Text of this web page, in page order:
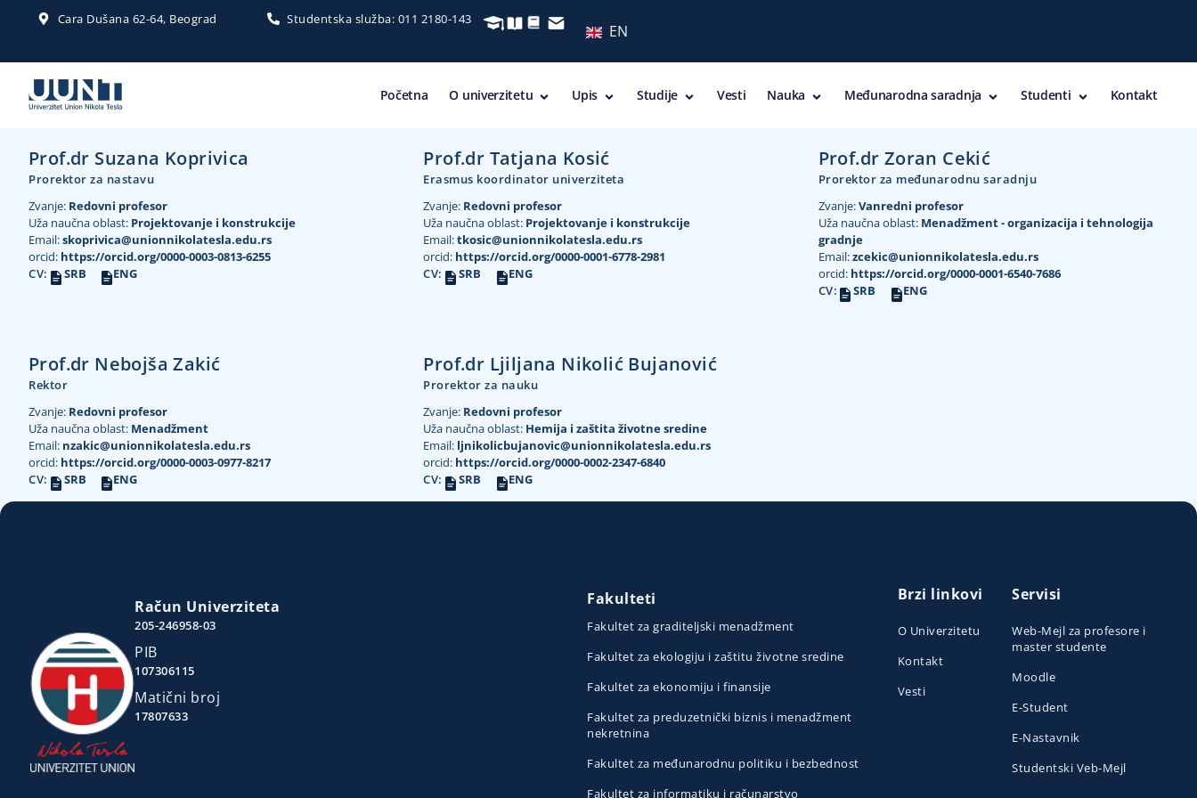
Cara Dušana 62-64, Beograd Studentska služba: 011 2180-143
EN
Početna O univerzitetu Upis Studije Vesti Nauka Međunarodna saradnja Studenti Kontakt
Prof.dr Suzana Koprivica
Prorektor za nastavu
Zvanje: Redovni profesor
Uža naučna oblast: Projektovanje i konstrukcije
Email:skoprivica@unionnikolatesla.edu.rs
orcid: https://orcid.org/0000-0003-0813-6255
CV:
SRB ENG
Prof.dr Tatjana Kosić
Erasmus koordinator univerziteta
Zvanje: Redovni profesor
Uža naučna oblast: Projektovanje i konstrukcije
Email:tkosic@unionnikolatesla.edu.rs
orcid: https://orcid.org/0000-0001-6778-2981
CV:
SRB ENG
Prof.dr Zoran Cekić
Prorektor za međunarodnu saradnju
Zvanje:Vanredni profesor
Uža naučna oblast: Menadžment - organizacija i tehnologija
gradnje
Email:zcekic@unionnikolatesla.edu.rs
orcid: https://orcid.org/0000-0001-6540-7686
CV:
SRB ENG
Prof.dr Nebojša Zakić
Rektor
Zvanje: Redovni profesor
Uža naučna oblast: Menadžment
Email: nzakic@unionnikolatesla.edu.rs
orcid: https://orcid.org/0000-0003-0977-8217
CV:
SRB ENG
Prof.dr Ljiljana Nikolić Bujanović
Prorektor za nauku
Zvanje: Redovni profesor
Uža naučna oblast: Hemija i zaštita životne sredine
Email: ljnikolicbujanovic@unionnikolatesla.edu.rs
orcid: https://orcid.org/0000-0002-2347-6840
CV:
SRB ENG
Račun Univerziteta
205-246958-03
PIB
107306115
Matični broj
17807633
Fakulteti
Fakultet za graditeljski menadžment
Fakultet za ekologiju i zaštitu životne sredine
Fakultet za ekonomiju i finansije
Fakultet za preduzetnički biznis i menadžment
nekretnina
Fakultet za međunarodnu politiku i bezbednost
Fakultet za informatiku i računarstvo
Brzi linkovi
O Univerzitetu
Kontakt
Vesti
Servisi
Web-Mejl za profesore i
master studente
Moodle
E-Student
E-Nastavnik
Studentski Veb-Mejl